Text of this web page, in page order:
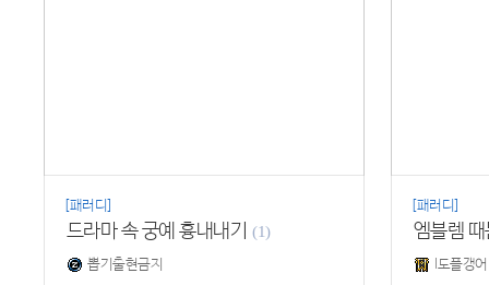
[패러디]
드라마 속 궁예 흉내내기 (1)
뽑기출현금지
[패러디]
엠블렘
l도플갱